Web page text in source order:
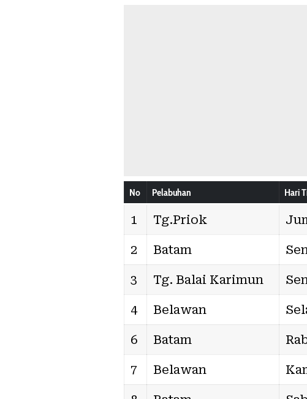
No Pelabuhan Hari
1 Tg.Priok
2 Batam
3 Tg. Balai Karimun
4 Belawan
6 Batam
7 Belawan